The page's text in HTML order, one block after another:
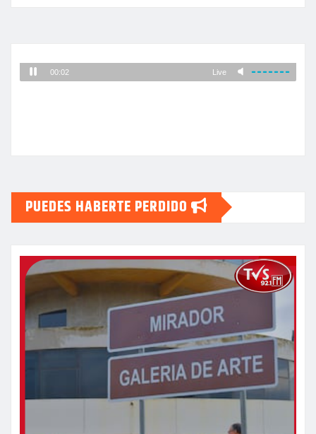
PUEDES HABERTE PERDIDO